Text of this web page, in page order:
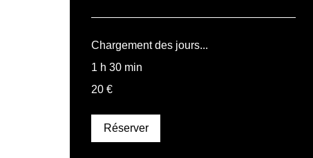
Chargement des jours...
1 h 30 min
euros
20 €
Réserver